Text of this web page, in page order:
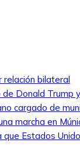
bilateral
Donald Trump
cargado de
marcha en
Estados